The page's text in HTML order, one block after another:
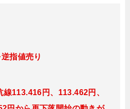
指値売り
113.416円、113.462円、